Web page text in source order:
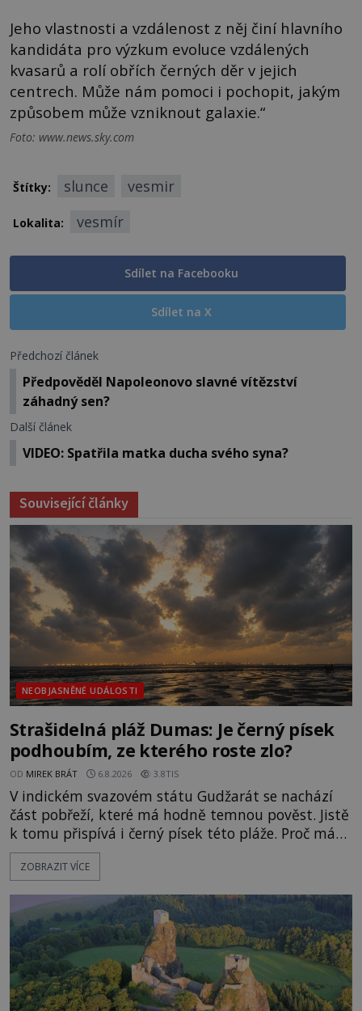
Jeho vlastnosti a vzdálenost z něj činí hlavního
kandidáta pro výzkum evoluce vzdálených
kvasarů a rolí obřích černých děr v jejich
centrech. Může nám pomoci i pochopit, jakým
způsobem může vzniknout galaxie.“
Foto: www.news.sky.com
Štítky: slunce vesmir
Lokalita: vesmír
Sdílet na Facebooku
Sdílet na X
Předchozí článek
Předpověděl Napoleonovo slavné vítězství
záhadný sen?
Další článek
VIDEO: Spatřila matka ducha svého syna?
Související články
NEOBJASNĚNÉ UDÁLOSTI
Strašidelná pláž Dumas: Je černý písek
podhoubím, ze kterého roste zlo?
OD MIREK BRÁT 6.8.2026 3.8TIS
V indickém svazovém státu Gudžarát se nachází
část pobřeží, které má hodně temnou pověst. Jistě
k tomu přispívá i černý písek této pláže. Proč má
pláž takové netypické zbarvení? Nakolik jsou
pravdivé historky, že zde došlo k nevysvětlitelným
následovat. Vstupujeme na pláž Dumas ve městě
Surat. Gu
ZOBRAZIT VÍCE